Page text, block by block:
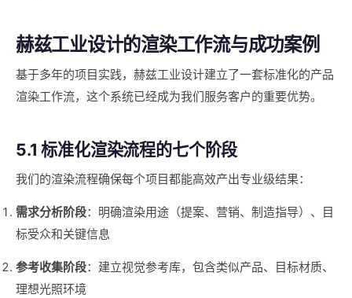
赫兹工业设计的渲染工作流与成功案例
基于多年的项目实践，赫兹工业设计建立了一套标准化的产品
渲染工作流，这个系统已经成为我们服务客户的重要优势。
5.1 标准化渲染流程的七个阶段
我们的渲染流程确保每个项目都能高效产出专业级结果：
需求分析阶段：明确渲染用途（提案、营销、制造指导）、目
标受众和关键信息
参考收集阶段：建立视觉参考库，包含类似产品、目标材质、
理想光照环境